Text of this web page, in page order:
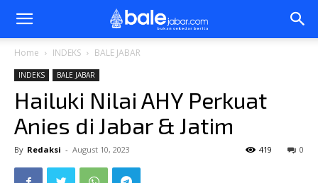
Bale
Jabar
Home INDEKS BALE JABAR
INDEKS BALE JABAR
Hailuki Nilai AHY Perkuat
Anies di Jabar & Jatim
By Redaksi - August 10, 2023 0
419